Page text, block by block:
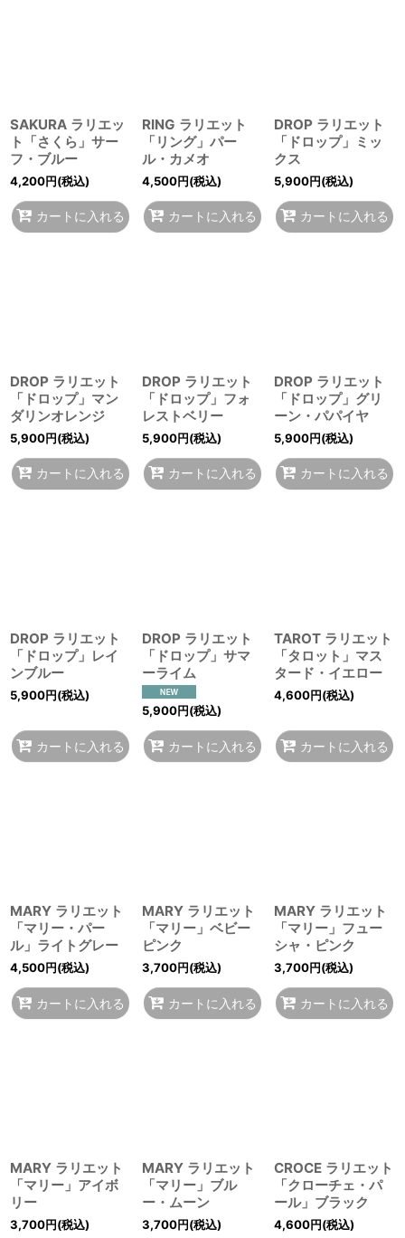
SAKURA ラリエッ
ト「さくら」サー
フ・ブルー
4,200円(税込)
カートに入れる
RING ラリエット
「リング」パー
ル・カメオ
4,500円(税込)
カートに入れる
DROP ラリエット
「ドロップ」ミッ
クス
5,900円(税込)
カートに入れる
DROP ラリエット
「ドロップ」マン
ダリンオレンジ
5,900円(税込)
カートに入れる
DROP ラリエット
「ドロップ」フォ
レストベリー
5,900円(税込)
カートに入れる
DROP ラリエット
「ドロップ」グリ
ーン・パパイヤ
5,900円(税込)
カートに入れる
DROP ラリエット
「ドロップ」レイ
ンブルー
5,900円(税込)
カートに入れる
DROP ラリエット
「ドロップ」サマ
ーライム
5,900円(税込)
カートに入れる
TAROT ラリエット
「タロット」マス
タード・イエロー
4,600円(税込)
カートに入れる
MARY ラリエット
「マリー・パー
ル」ライトグレー
4,500円(税込)
カートに入れる
MARY ラリエット
「マリー」ベビー
ピンク
3,700円(税込)
カートに入れる
MARY ラリエット
「マリー」フュー
シャ・ピンク
3,700円(税込)
カートに入れる
MARY ラリエット
「マリー」アイボ
リー
3,700円(税込)
MARY ラリエット
「マリー」ブル
ー・ムーン
3,700円(税込)
CROCE ラリエット
「クローチェ・パ
ール」ブラック
4,600円(税込)